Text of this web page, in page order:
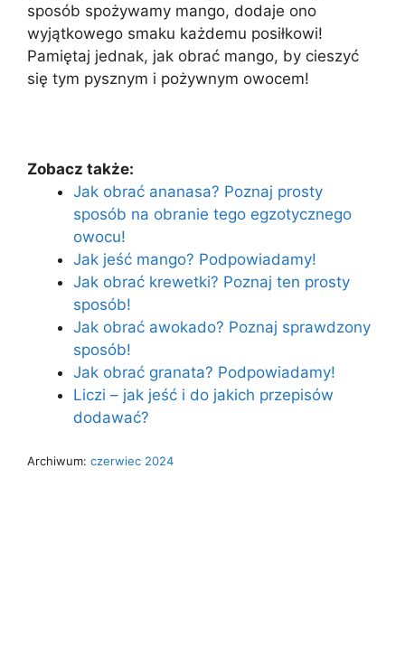
sposób spożywamy mango, dodaje ono
wyjątkowego smaku każdemu posiłkowi!
Pamiętaj jednak, jak obrać mango, by cieszyć
się tym pysznym i pożywnym owocem!
Zobacz także:
Jak obrać ananasa? Poznaj prosty
sposób na obranie tego egzotycznego
owocu!
Jak jeść mango? Podpowiadamy!
Jak obrać krewetki? Poznaj ten prosty
sposób!
Jak obrać awokado? Poznaj sprawdzony
sposób!
Jak obrać granata? Podpowiadamy!
Liczi – jak jeść i do jakich przepisów
dodawać?
Archiwum: czerwiec 2024